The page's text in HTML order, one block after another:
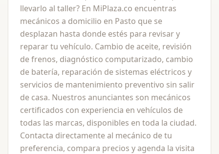
llevarlo al taller? En MiPlaza.co encuentras
mecánicos a domicilio en Pasto que se
desplazan hasta donde estés para revisar y
reparar tu vehículo. Cambio de aceite, revisión
de frenos, diagnóstico computarizado, cambio
de batería, reparación de sistemas eléctricos y
servicios de mantenimiento preventivo sin salir
de casa. Nuestros anunciantes son mecánicos
certificados con experiencia en vehículos de
todas las marcas, disponibles en toda la ciudad.
Contacta directamente al mecánico de tu
preferencia, compara precios y agenda la visita